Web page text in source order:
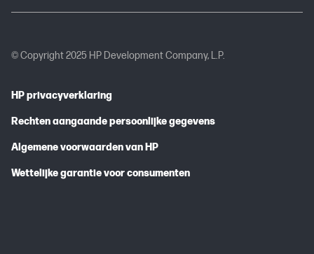
© Copyright 2025 HP Development Company, L.P.
HP privacyverklaring
Rechten aangaande persoonlijke gegevens
Algemene voorwaarden van HP
Wettelijke garantie voor consumenten